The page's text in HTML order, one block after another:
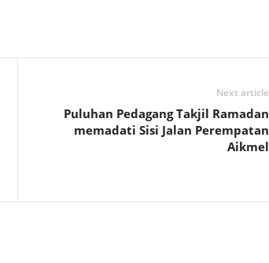
Next article
Puluhan Pedagang Takjil Ramadan
memadati Sisi Jalan Perempatan
Aikmel